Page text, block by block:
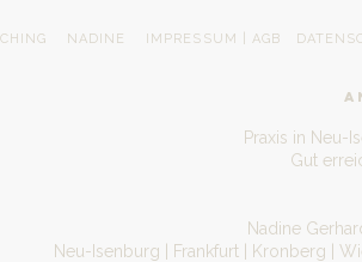
NADINE IMPRESSUM | AGB
Praxis in Neu-
Gut
Nadine
Neu-Isenburg | Frankfurt | Kronberg |